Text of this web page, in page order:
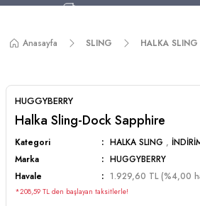
750 TL ve Üzeri
Worldwide
Anasayfa SLING HALKA SLING
HUGGYBERRY
Halka Sling-Dock Sapphire
Kategori HALKA SLING ,
Marka
HUGGYBERRY
Havale
1.929,60 TL (%4,00
*208,59 TL den başlayan taksitlerle!